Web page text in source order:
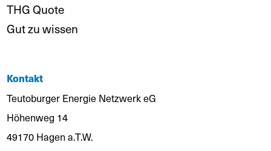
THG Quote
Gut zu wissen
Kontakt
Teutoburger Energie Netzwerk eG
Höhenweg 14
49170 Hagen a.T.W.